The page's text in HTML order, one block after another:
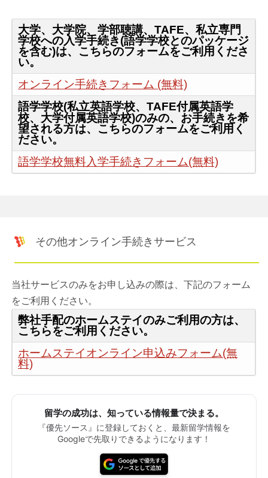
大学、大学院、学部聴講、TAFE、私立専門
学校への入学手続き(語学学校とのパッケージ
を含む)は、こちらのフォームをご利用くださ
い。
オンライン手続きフォーム (無料)
語学学校(私立英語学校、TAFE付属英語学
校、大学付属英語学校)のみの、お手続きを希
望される方は、こちらのフォームをご利用く
ださい。
語学学校無料入学手続きフォーム(無料)
その他オンライン手続きサービス
当社サービスのみをお申し込みの際は、下記のフォーム
をご利用ください。
弊社手配のホームステイのみご利用の方は、
こちらをご利用ください。
ホームステイオンライン申込みフォーム(無
料)
留学の成功は、知っている情報量で決まる。
『優先ソース』に登録しておくと、最新留学情報を
Googleで先取りできるようになります！